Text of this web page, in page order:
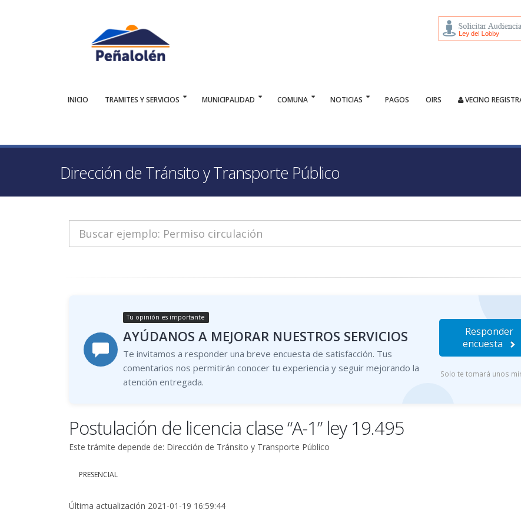
INICIO TRAMITES Y SERVICIOS MUNICIPALIDAD COMUNA NOTICIAS PAGOS OIRS VECINO
Dirección de Tránsito y Transporte Público
Tu opinión es importante
AYÚDANOS A MEJORAR NUESTROS SERVICIOS
Te invitamos a responder una breve encuesta de satisfacción. Tus
comentarios nos permitirán conocer tu experiencia y seguir mejorando la
atención entregada.
Responder
encuesta
Solo te tomará unos
Postulación de licencia clase “A-1” ley 19.495
Este trámite depende de: Dirección de Tránsito y Transporte Público
PRESENCIAL
Última actualización 2021-01-19 16:59:44